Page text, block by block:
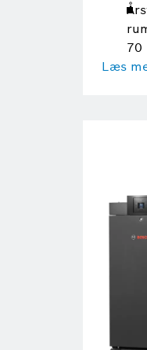
70
Læs